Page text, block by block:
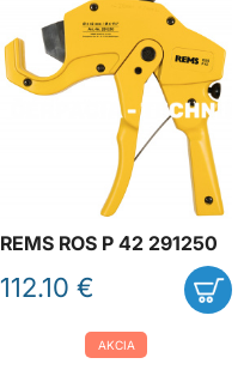
REMS ROS P 42 291250
112.10 €
AKCIA